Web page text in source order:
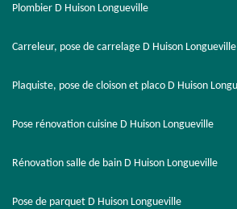
Plombier D Huison Longueville
Carreleur, pose de carrelage D Huison Longueville
Plaquiste, pose de cloison et placo D Huison
Pose rénovation cuisine D Huison Longueville
Rénovation salle de bain D Huison Longueville
Pose de parquet D Huison Longueville